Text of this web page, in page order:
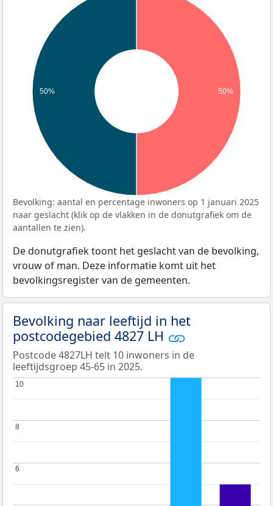
50% 50%
Bevolking: aantal en percentage inwoners op 1 januari 2025
naar geslacht (klik op de vlakken in de donutgrafiek om de
aantallen te zien).
De donutgrafiek toont het geslacht van de bevolking,
vrouw of man. Deze informatie komt uit het
bevolkingsregister van de gemeenten.
Bevolking naar leeftijd in het
postcodegebied 4827 LH
Postcode 4827LH telt 10 inwoners in de
leeftijdsgroep 45-65 in 2025.
6
6
8
8
10
10